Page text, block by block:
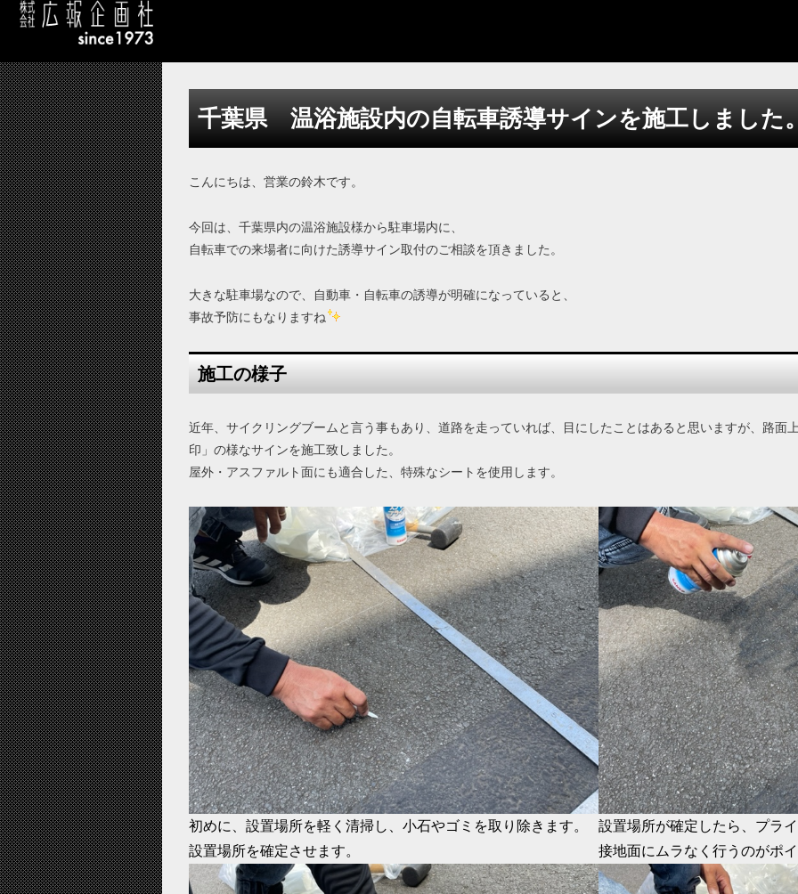
千葉県 温浴施設内の自転車誘導サインを施工しました
こんにちは、営業の鈴木です。
今回は、千葉県内の温浴施設様から駐車場内に、
自転車での来場者に向けた誘導サイン取付のご相談を頂きました。
大きな駐車場なので、自動車・自転車の誘導が明確になっていると、
事故予防にもなりますね
施工の様子
近年、サイクリングブームと言う事もあり、道路を走っていれば、目にしたことはあると思いますが、路面
印」の様なサインを施工致しました。
屋外・アスファルト面にも適合した、特殊なシートを使用します。
初めに、設置場所を軽く清掃し、小石やゴミを取り除きます。
設置場所を確定させます。
設置場所が確定したら、プラ
接地面にムラなく行うのがポ